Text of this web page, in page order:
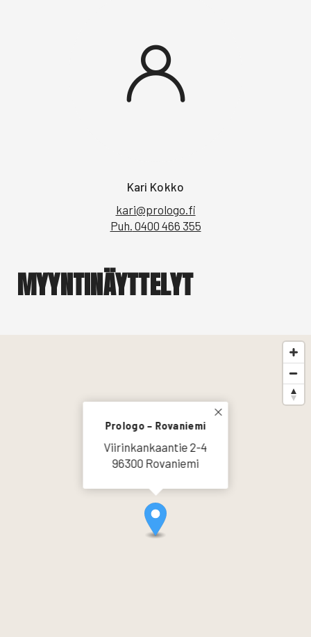
Kari Kokko
kari@prologo.fi
Puh. 0400 466 355
MYYNTINÄYTTELYT
Prologo – Rovaniemi
Viirinkankaantie 2-4
96300 Rovaniemi